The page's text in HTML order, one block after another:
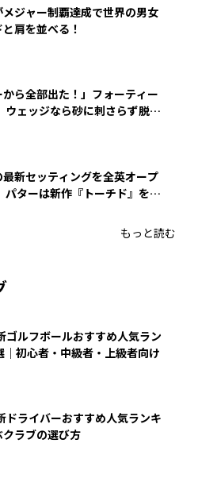
ジャー制覇達成で世界の男女
肩を並べる！
から全部出た！」フォーティー
ウェッジなら砂に刺さらず脱出
新セッティングを全英オープ
パターは新作『トーチド』を投
もっと読む
ゴルフボールおすすめ人気ラン
｜初心者・中級者・上級者向け
ドライバーおすすめ人気ランキ
ラブの選び方